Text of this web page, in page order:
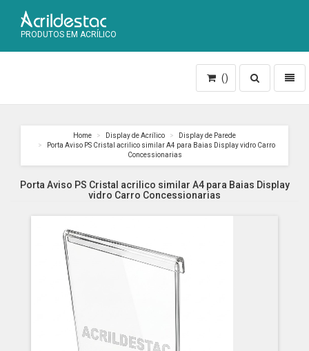
PRODUTOS EM ACRÍLICO
Toggle
search
()
Home Display de Acrílico
Display de Parede
Porta Aviso PS Cristal acrilico similar A4 para Baias Display vidro Carro
Concessionarias
Porta Aviso PS Cristal acrilico similar A4 para Baias Display
vidro Carro Concessionarias